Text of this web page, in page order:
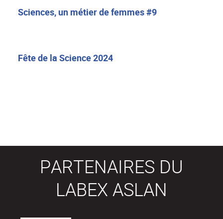
Sciences, un métier de femmes #9
Fête de la Science 2024
PARTENAIRES DU
LABEX ASLAN